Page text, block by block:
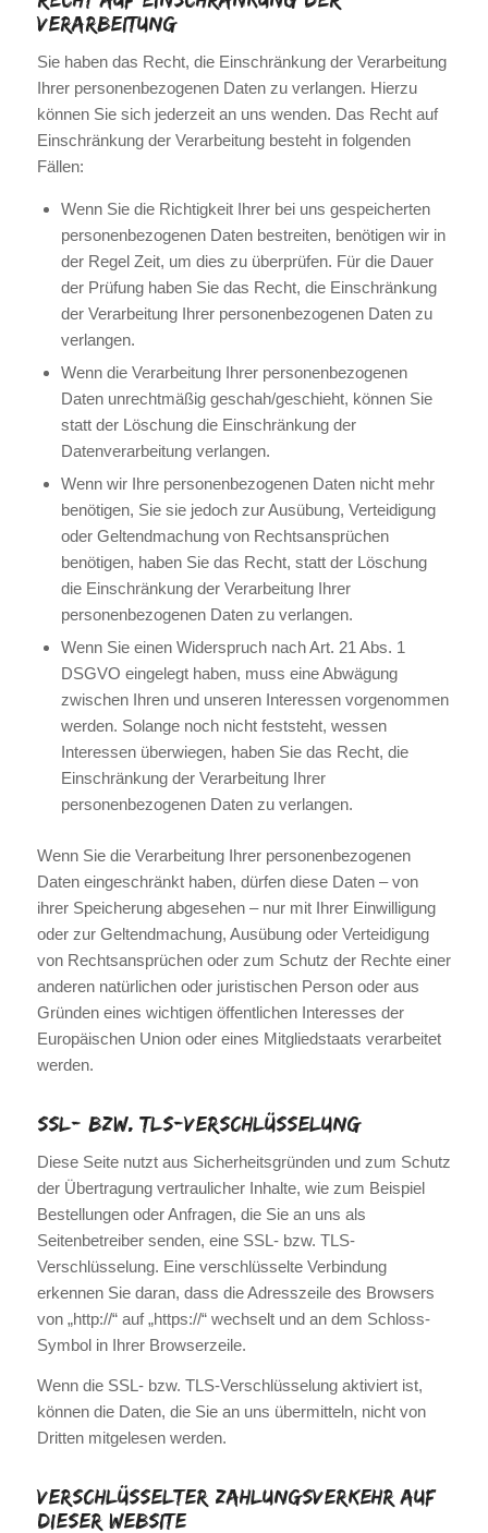
Verarbeitung
Sie haben das Recht, die Einschränkung der Verarbeitung
Ihrer personenbezogenen Daten zu verlangen. Hierzu
können Sie sich jederzeit an uns wenden. Das Recht auf
Einschränkung der Verarbeitung besteht in folgenden
Fällen:
Wenn Sie die Richtigkeit Ihrer bei uns gespeicherten
personenbezogenen Daten bestreiten, benötigen wir in
der Regel Zeit, um dies zu überprüfen. Für die Dauer
der Prüfung haben Sie das Recht, die Einschränkung
der Verarbeitung Ihrer personenbezogenen Daten zu
verlangen.
Wenn die Verarbeitung Ihrer personenbezogenen
Daten unrechtmäßig geschah/geschieht, können Sie
statt der Löschung die Einschränkung der
Datenverarbeitung verlangen.
Wenn wir Ihre personenbezogenen Daten nicht mehr
benötigen, Sie sie jedoch zur Ausübung, Verteidigung
oder Geltendmachung von Rechtsansprüchen
benötigen, haben Sie das Recht, statt der Löschung
die Einschränkung der Verarbeitung Ihrer
personenbezogenen Daten zu verlangen.
Wenn Sie einen Widerspruch nach Art. 21 Abs. 1
DSGVO eingelegt haben, muss eine Abwägung
zwischen Ihren und unseren Interessen vorgenommen
werden. Solange noch nicht feststeht, wessen
Interessen überwiegen, haben Sie das Recht, die
Einschränkung der Verarbeitung Ihrer
personenbezogenen Daten zu verlangen.
Wenn Sie die Verarbeitung Ihrer personenbezogenen
Daten eingeschränkt haben, dürfen diese Daten – von
ihrer Speicherung abgesehen – nur mit Ihrer Einwilligung
oder zur Geltendmachung, Ausübung oder Verteidigung
von Rechtsansprüchen oder zum Schutz der Rechte einer
anderen natürlichen oder juristischen Person oder aus
Gründen eines wichtigen öffentlichen Interesses der
Europäischen Union oder eines Mitgliedstaats verarbeitet
werden.
SSL- bzw. TLS-Verschlüsselung
Diese Seite nutzt aus Sicherheitsgründen und zum Schutz
der Übertragung vertraulicher Inhalte, wie zum Beispiel
Bestellungen oder Anfragen, die Sie an uns als
Seitenbetreiber senden, eine SSL- bzw. TLS-
Verschlüsselung. Eine verschlüsselte Verbindung
erkennen Sie daran, dass die Adresszeile des Browsers
von „http://“ auf „https://“ wechselt und an dem Schloss-
Symbol in Ihrer Browserzeile.
Wenn die SSL- bzw. TLS-Verschlüsselung aktiviert ist,
können die Daten, die Sie an uns übermitteln, nicht von
Dritten mitgelesen werden.
Verschlüsselter Zahlungsverkehr auf
dieser Website